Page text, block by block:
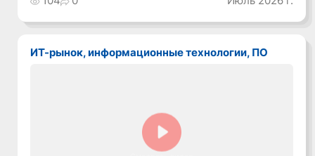
ИТ-рынок, информационные технологии, ПО